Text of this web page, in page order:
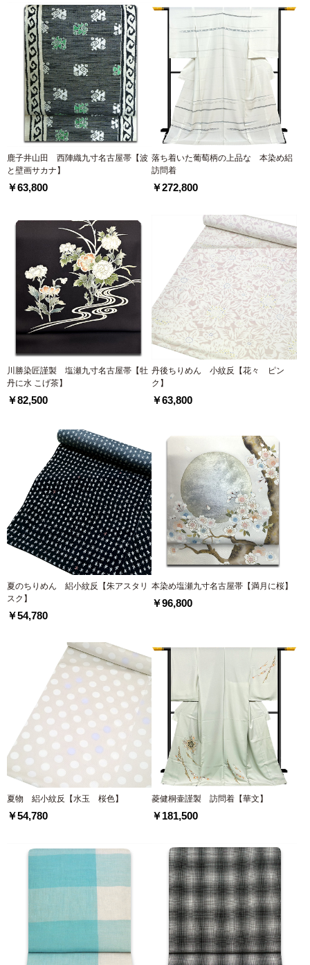
鹿子井山田 西陣織九寸名古屋帯【波
と壁画サカナ】
￥63,800
落ち着いた葡萄柄の上品な 本染め絽
訪問着
￥272,800
川勝染匠謹製 塩瀬九寸名古屋帯【牡
丹に水 こげ茶】
￥82,500
丹後ちりめん 小紋反【花々 ピン
ク】
￥63,800
夏のちりめん 絽小紋反【朱アスタリ
スク】
￥54,780
本染め塩瀬九寸名古屋帯【満月に桜】
￥96,800
夏物 絽小紋反【水玉 桜色】
￥54,780
菱健桐壷謹製 訪問着【華文】
￥181,500